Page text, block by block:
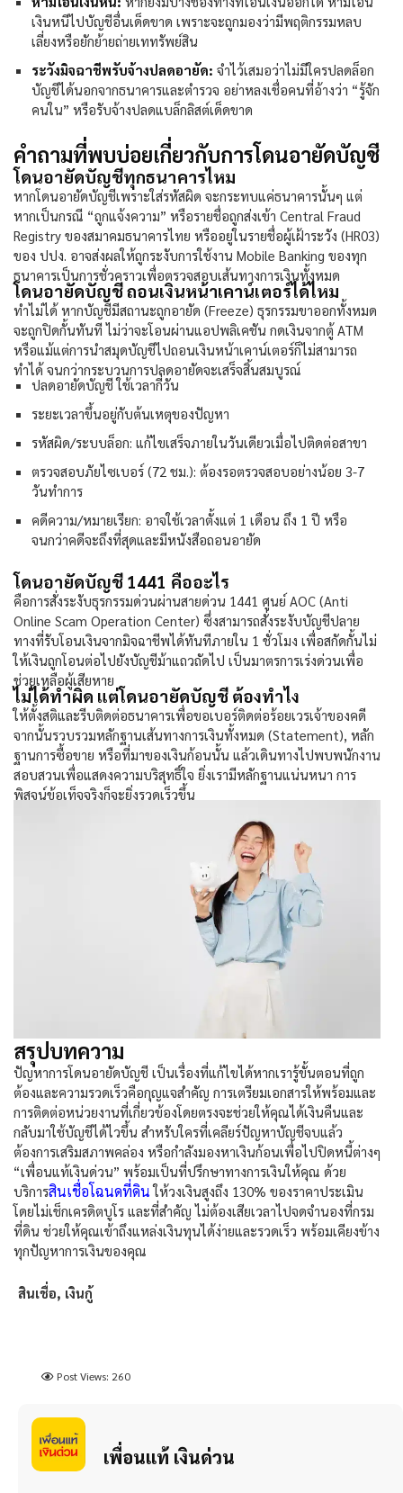
เงินหนีไปบัญชีอื่นเด็ดขาด เพราะจะถูกมองว่ามีพฤติกรรมหลบ
เลี่ยงหรือยักย้ายถ่ายเททรัพย์สิน
ระวังมิจฉาชีพรับจ้างปลดอายัด: จำไว้เสมอว่าไม่มีใครปลดล็อก
บัญชีได้นอกจากธนาคารและตำรวจ อย่าหลงเชื่อคนที่อ้างว่า “รู้จัก
คนใน” หรือรับจ้างปลดแบล็กลิสต์เด็ดขาด
คำถามที่พบบ่อยเกี่ยวกับการโดนอายัดบัญชี
โดนอายัดบัญชีทุกธนาคารไหม
หากโดนอายัดบัญชีเพราะใส่รหัสผิด จะกระทบแค่ธนาคารนั้นๆ แต่
หากเป็นกรณี “ถูกแจ้งความ” หรือรายชื่อถูกส่งเข้า Central Fraud
Registry ของสมาคมธนาคารไทย หรืออยู่ในรายชื่อผู้เฝ้าระวัง (HR03)
ของ ปปง. อาจส่งผลให้ถูกระงับการใช้งาน Mobile Banking ของทุก
ธนาคารเป็นการชั่วคราวเพื่อตรวจสอบเส้นทางการเงินทั้งหมด
โดนอายัดบัญชี ถอนเงินหน้าเคาน์เตอร์ได้ไหม
ทำไม่ได้ หากบัญชีมีสถานะถูกอายัด (Freeze) ธุรกรรมขาออกทั้งหมด
จะถูกปิดกั้นทันที ไม่ว่าจะโอนผ่านแอปพลิเคชัน กดเงินจากตู้ ATM
หรือแม้แต่การนำสมุดบัญชีไปถอนเงินหน้าเคาน์เตอร์ก็ไม่สามารถ
ทำได้ จนกว่ากระบวนการปลดอายัดจะเสร็จสิ้นสมบูรณ์
ปลดอายัดบัญชี ใช้เวลากี่วัน
ระยะเวลาขึ้นอยู่กับต้นเหตุของปัญหา
รหัสผิด/ระบบล็อก: แก้ไขเสร็จภายในวันเดียวเมื่อไปติดต่อสาขา
ตรวจสอบภัยไซเบอร์ (72 ชม.): ต้องรอตรวจสอบอย่างน้อย 3-7
วันทำการ
คดีความ/หมายเรียก: อาจใช้เวลาตั้งแต่ 1 เดือน ถึง 1 ปี หรือ
จนกว่าคดีจะถึงที่สุดและมีหนังสือถอนอายัด
โดนอายัดบัญชี 1441 คืออะไร
คือการสั่งระงับธุรกรรมด่วนผ่านสายด่วน 1441 ศูนย์ AOC (Anti
Online Scam Operation Center) ซึ่งสามารถสั่งระงับบัญชีปลาย
ทางที่รับโอนเงินจากมิจฉาชีพได้ทันทีภายใน 1 ชั่วโมง เพื่อสกัดกั้นไม่
ให้เงินถูกโอนต่อไปยังบัญชีม้าแถวถัดไป เป็นมาตรการเร่งด่วนเพื่อ
ช่วยเหลือผู้เสียหาย
ไม่ได้ทำผิด แต่โดนอายัดบัญชี ต้องทำไง
ให้ตั้งสติและรีบติดต่อธนาคารเพื่อขอเบอร์ติดต่อร้อยเวรเจ้าของคดี
จากนั้นรวบรวมหลักฐานเส้นทางการเงินทั้งหมด (Statement), หลัก
ฐานการซื้อขาย หรือที่มาของเงินก้อนนั้น แล้วเดินทางไปพบพนักงาน
สอบสวนเพื่อแสดงความบริสุทธิ์ใจ ยิ่งเรามีหลักฐานแน่นหนา การ
พิสูจน์ข้อเท็จจริงก็จะยิ่งรวดเร็วขึ้น
สรุปบทความ
ปัญหาการโดนอายัดบัญชี เป็นเรื่องที่แก้ไขได้หากเรารู้ขั้นตอนที่ถูก
ต้องและความรวดเร็วคือกุญแจสำคัญ การเตรียมเอกสารให้พร้อมและ
การติดต่อหน่วยงานที่เกี่ยวข้องโดยตรงจะช่วยให้คุณได้เงินคืนและ
กลับมาใช้บัญชีได้ไวขึ้น สำหรับใครที่เคลียร์ปัญหาบัญชีจบแล้ว
ต้องการเสริมสภาพคล่อง หรือกำลังมองหาเงินก้อนเพื่อไปปิดหนี้ต่างๆ
“เพื่อนแท้เงินด่วน” พร้อมเป็นที่ปรึกษาทางการเงินให้คุณ ด้วย
บริการสินเชื่อโฉนดที่ดินให้วงเงินสูงถึง 130% ของราคาประเมิน
โดยไม่เช็กเครดิตบูโร และที่สำคัญ ไม่ต้องเสียเวลาไปจดจำนองที่กรม
ที่ดิน ช่วยให้คุณเข้าถึงแหล่งเงินทุนได้ง่ายและรวดเร็ว พร้อมเคียงข้าง
ทุกปัญหาการเงินของคุณ
สินเชื่อ, เงินกู้
Post Views: 260
เพื่อนแท้ เงินด่วน